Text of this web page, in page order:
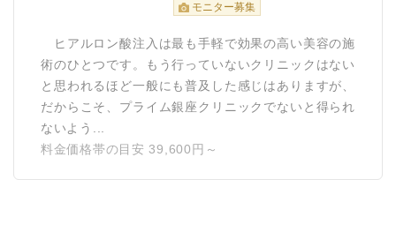
モニター募集
ヒアルロン酸注入は最も手軽で効果の高い美容の施
術のひとつです。もう行っていないクリニックはない
と思われるほど一般にも普及した感じはありますが、
だからこそ、プライム銀座クリニックでないと得られ
ないよう...
料金価格帯の目安 39,600円～